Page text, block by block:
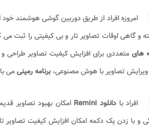
امروزه افراد از طریق دوربین گوشی هوشمند خود
و گاهی اوقات تصاویر تار و بی کیفیتی را ثبت
های متعددی برای افزایش کیفیت تصاویر طراحی و
تصاویر با هوش مصنوعی،برنامه رمینیمی
افراد بادانلود Remini امکان بهبود تصاویر
و با زدن یک دکمه امکان افزایش کیفیت